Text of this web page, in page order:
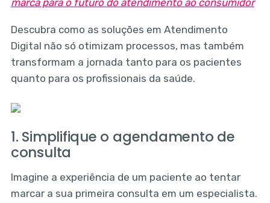
marca para o futuro do atendimento ao consumidor
Descubra como as soluções em Atendimento
Digital não só otimizam processos, mas também
transformam a jornada tanto para os pacientes
quanto para os profissionais da saúde.
1. Simplifique o agendamento de
consulta
Imagine a experiência de um paciente ao tentar
marcar a sua primeira consulta em um especialista.